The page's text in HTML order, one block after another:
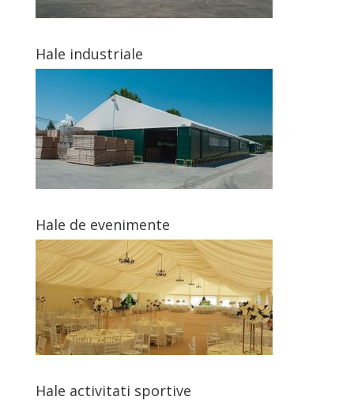
Hale industriale
Hale de evenimente
Hale activitati sportive